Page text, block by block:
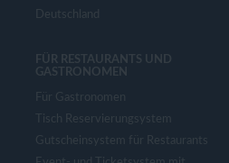
Deutschland
FÜR RESTAURANTS UND
GASTRONOMEN
Für Gastronomen
Tisch Reservierungsystem
Gutscheinsystem für Restaurants